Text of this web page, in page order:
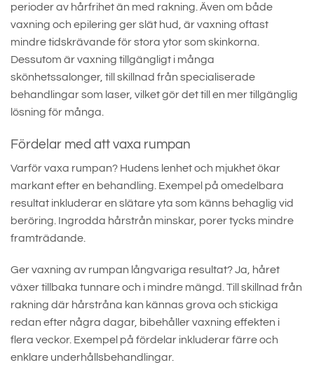
perioder av hårfrihet än med rakning. Även om både
vaxning och epilering ger slät hud, är vaxning oftast
mindre tidskrävande för stora ytor som skinkorna.
Dessutom är vaxning tillgängligt i många
skönhetssalonger, till skillnad från specialiserade
behandlingar som laser, vilket gör det till en mer tillgänglig
lösning för många.
Fördelar med att vaxa rumpan
Varför vaxa rumpan? Hudens lenhet och mjukhet ökar
markant efter en behandling. Exempel på omedelbara
resultat inkluderar en slätare yta som känns behaglig vid
beröring. Ingrodda hårstrån minskar, porer tycks mindre
framträdande.
Ger vaxning av rumpan långvariga resultat? Ja, håret
växer tillbaka tunnare och i mindre mängd. Till skillnad från
rakning där hårstråna kan kännas grova och stickiga
redan efter några dagar, bibehåller vaxning effekten i
flera veckor. Exempel på fördelar inkluderar färre och
enklare underhållsbehandlingar.